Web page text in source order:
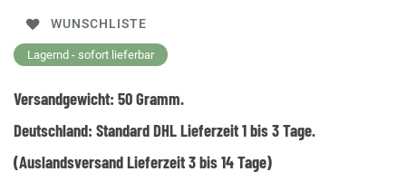
WUNSCHLISTE
Lagernd - sofort lieferbar
Versandgewicht: 50Gramm.
Deutschland: Standard DHL Lieferzeit 1 bis 3 Tage.
(Auslandsversand Lieferzeit 3 bis 14 Tage)